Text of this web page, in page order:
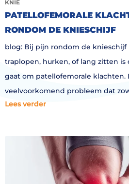
KNIE
PATELLOFEMORALE
RONDOM DE KNIESCHIJF
blog: Bij pijn rondom de
traplopen, hurken, of lang zitten
gaat om patellofemorale klachten.
veelvoorkomend probleem dat
Lees verder